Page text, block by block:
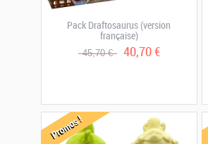
Pack Draftosaurus (version
française)
45,70 € 40,70 €
Promos !